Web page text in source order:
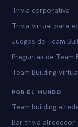
Trivia corporativa
Trivia virtual para
Juegos de Team
Preguntas de Team
Team Building
POR EL MUNDO
Team building
Bar trivia alrededor